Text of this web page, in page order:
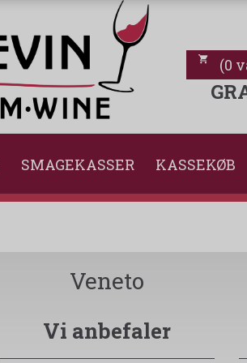
(0
SMAGEKASSER KASSEKØB
Veneto
Vi anbefaler